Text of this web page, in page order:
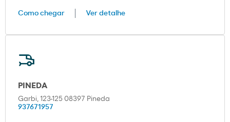
Como chegar Ver detalhe
PINEDA
Garbi, 123-125 08397 Pineda
937671957